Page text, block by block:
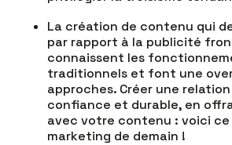
La création de contenu qui
par rapport à la publicité
connaissent les
traditionnels et font une
approches. Créer une
confiance et durable, en
avec votre contenu : voici
marketing de demain !